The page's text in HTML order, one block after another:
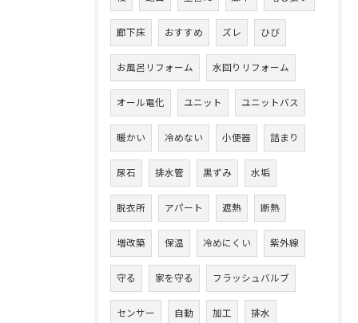
廊下床 おすすめ ズレ ひび
お風呂リフォーム 水回りリフォーム
オール電化 ユニット ユニットバス
暖かい 冷めない 小便器 詰まり
尿石 排水管 黒ずみ 水垢
脱衣所 アパート 遮熱 断熱
増改築 保温 冷めにくい 紫外線
守る 家を守る フラッシュバルブ
センサー 自動 加工 排水